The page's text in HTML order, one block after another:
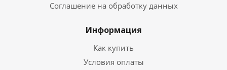
Соглашение на обработку данных
Информация
Как купить
Условия оплаты